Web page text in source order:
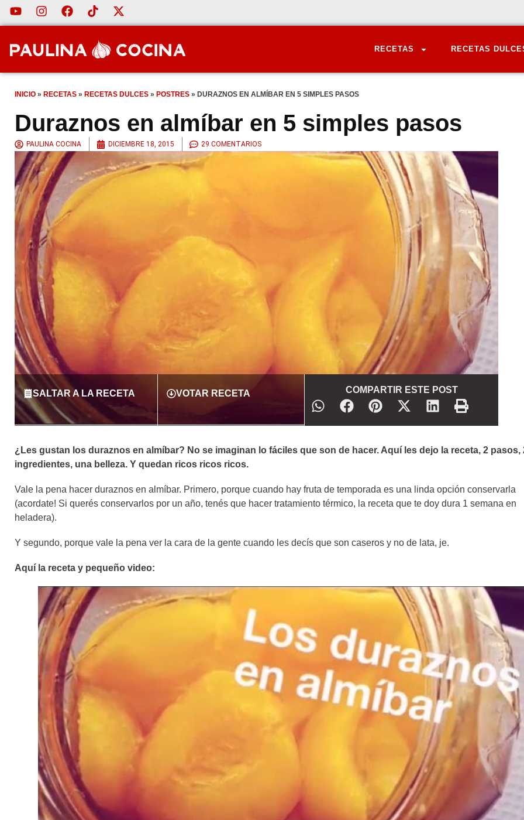
RECETAS RECETAS
INICIO » RECETAS » RECETAS DULCES » POSTRES » DURAZNOS EN ALMÍBAR EN 5 SIMPLES PASOS
Duraznos en almíbar en 5 simples pasos
PAULINA COCINA DICIEMBRE 18, 2015 29 COMENTARIOS
SALTAR A LA RECETA VOTAR RECETA COMPARTIR ESTE POST
¿Les gustan los duraznos en almíbar? No se imaginan lo fáciles que son de hacer. Aquí les dejo la receta, 2 pasos,
ingredientes, una belleza. Y quedan ricos ricos ricos.
Vale la pena hacer duraznos en almíbar. Primero, porque cuando hay fruta de temporada es una linda opción conservarla
(acordate! Si querés conservarlos por un año, tenés que hacer tratamiento térmico, la receta que te doy dura 1 semana en
heladera).
Y segundo, porque vale la pena ver la cara de la gente cuando les decís que son caseros y no de lata, je.
Aquí la receta y pequeño video: